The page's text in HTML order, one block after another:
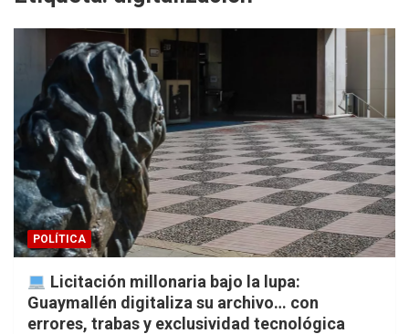
POLÍTICA
Licitación millonaria bajo la lupa:
Guaymallén digitaliza su archivo… con
errores, trabas y exclusividad tecnológica